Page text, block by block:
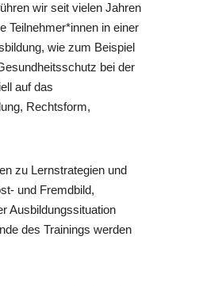
wir seit vielen Jahren
Teilnehmer*innen in einer
wie zum Beispiel
bei der
auf das
Rechtsform,
zu Lernstrategien und
und Fremdbild,
Ausbildungssituation
des Trainings werden